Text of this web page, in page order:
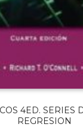
4ED. SERIES
REGRESION